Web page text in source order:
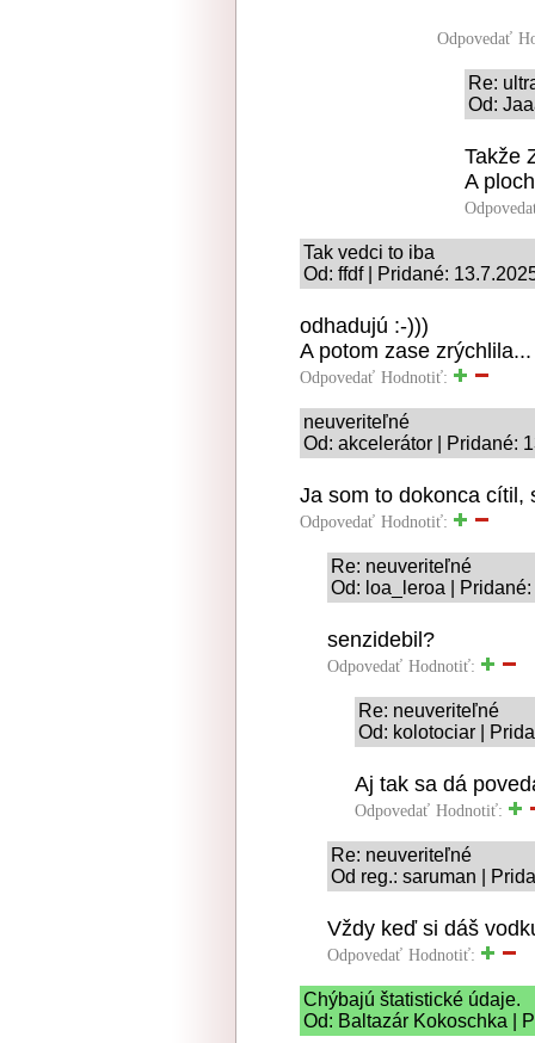
Odpovedať
Re:
Od:
Takže
A
Tak vedci to iba
Od: ffdf | Pridané:
odhadujú :-)))
A potom zase zrýchlila...
Odpovedať Hodnotiť:
neuveriteľné
Od: akcelerátor | Pridané:
Ja som to dokonca cítil,
Odpovedať Hodnotiť:
Re: neuveriteľné
Od: loa_leroa |
senzidebil?
Odpovedať Hodnotiť:
Re: neuveriteľné
Od: kolotociar |
Aj tak sa dá
Odpovedať Hodnotiť:
Re: neuveriteľné
Od reg.: saruman |
Vždy keď si dáš
Odpovedať Hodnotiť:
Chýbajú štatistické údaje.
Od: Baltazár Kokoschka |